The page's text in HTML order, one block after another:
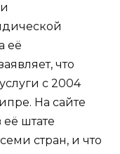
её
что
с 2004
На сайте
штате
стран, и что